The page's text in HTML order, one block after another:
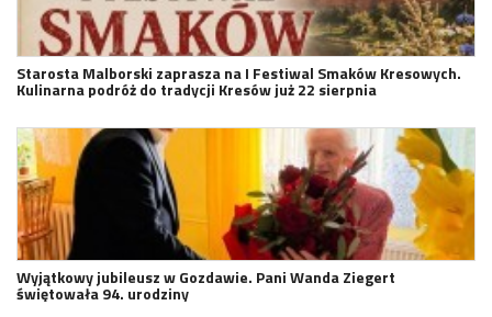
Starosta Malborski zaprasza na I Festiwal Smaków Kresowych.
Kulinarna podróż do tradycji Kresów już 22 sierpnia
Wyjątkowy jubileusz w Gozdawie. Pani Wanda Ziegert
świętowała 94. urodziny